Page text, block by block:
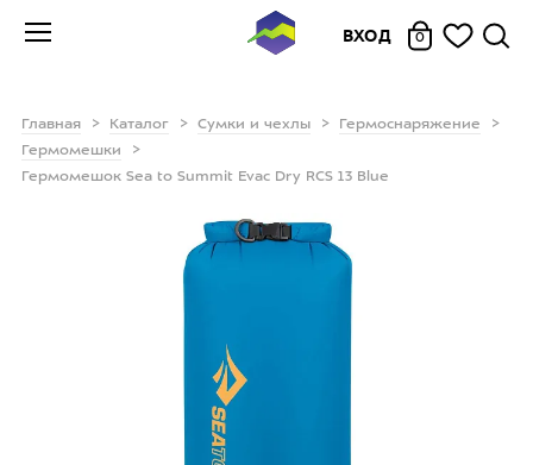
ВХОД 0
Главная Каталог Сумки и чехлы
Гермоснаряжение
Гермомешки
Гермомешок Sea to Summit Evac Dry RCS 13 Blue